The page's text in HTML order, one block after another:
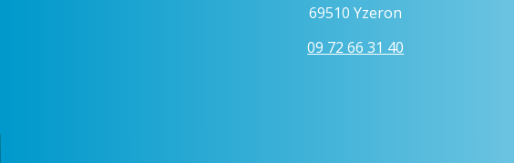
69510 Yzeron
09 72 66 31 40